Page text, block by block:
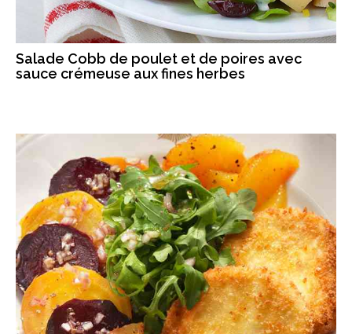
Salade Cobb de poulet et de poires avec
sauce crémeuse aux fines herbes